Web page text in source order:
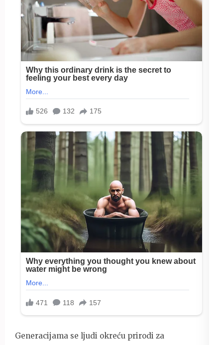
Generacijama se ljudi okreću prirodi za